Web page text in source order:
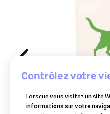
OSALIA
easypill chat
contrôlez votre
Lorsque vous visitez un site
informations sur votre